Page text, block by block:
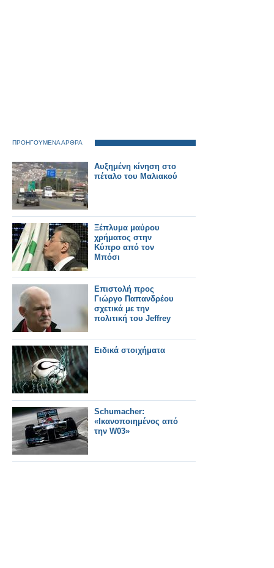
ΠΡΟΗΓΟΥΜΕΝΑ ΑΡΘΡΑ
Αυξημένη κίνηση στο
πέταλο του Μαλιακού
Ξέπλυμα μαύρου
χρήματος στην
Κύπρο από τον
Μπόσι
Επιστολή προς
Γιώργο Παπανδρέου
σχετικά με την
πολιτική του Jeffrey
Ειδικά στοιχήματα
Schumacher:
«Ικανοποιημένος από
την W03»